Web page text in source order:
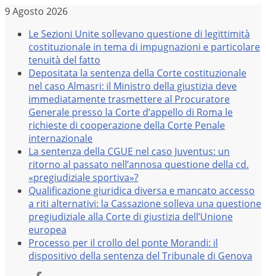
Salta
contenuto
9 Agosto 2026
Le Sezioni Unite sollevano questione di legittimità
costituzionale in tema di impugnazioni e particolare
tenuità del fatto
Depositata la sentenza della Corte costituzionale
nel caso Almasri: il Ministro della giustizia deve
immediatamente trasmettere al Procuratore
Generale presso la Corte d’appello di Roma le
richieste di cooperazione della Corte Penale
internazionale
La sentenza della CGUE nel caso Juventus: un
ritorno al passato nell’annosa questione della cd.
«pregiudiziale sportiva»?
Qualificazione giuridica diversa e mancato accesso
a riti alternativi: la Cassazione solleva una questione
pregiudiziale alla Corte di giustizia dell’Unione
europea
Processo per il crollo del ponte Morandi: il
dispositivo della sentenza del Tribunale di Genova